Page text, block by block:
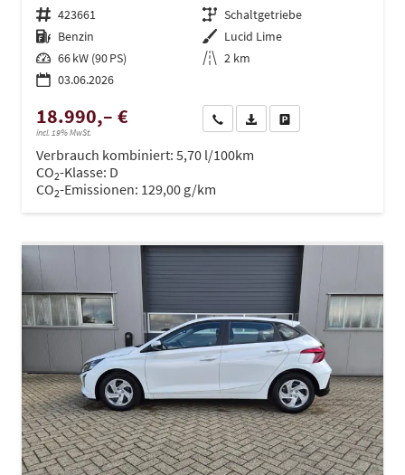
Fahrzeugnr. 423661 Getriebe Schaltgetriebe
Kraftstoff Benzin Außenfarbe Lucid Lime
Leistung 66 kW (90 PS) Kilometerstand 2 km
03.06.2026
18.990,– €
incl. 19% MwSt.
Wir rufen Sie anPDF-Datei, Fahrzeugexposé
Verbrauch kombiniert: 5,70 l/100km
CO2-Klasse: D
CO2-Emissionen: 129,00 g/km